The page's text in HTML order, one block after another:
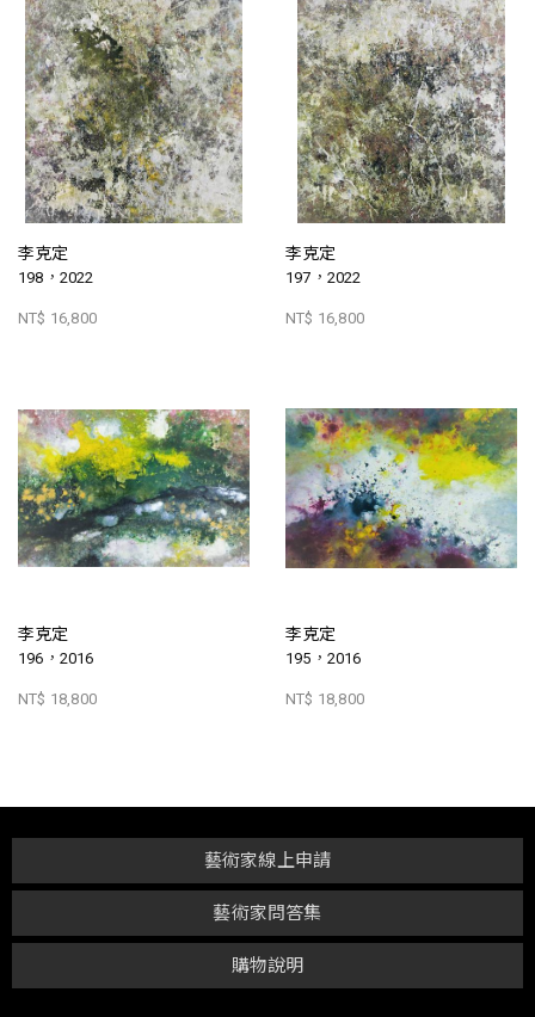
李克定
198，2022
NT$ 16,800
李克定
197，2022
NT$ 16,800
李克定
196，2016
NT$ 18,800
李克定
195，2016
NT$ 18,800
購物說明
藝術家問答集
藝術家線上申請